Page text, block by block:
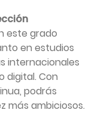
este grado
en estudios
internacionales
digital. Con
podrás
más ambiciosos.